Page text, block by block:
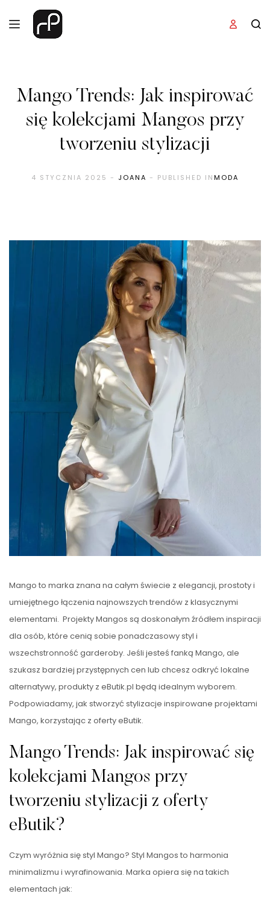
Mango Trends: Jak inspirować
się kolekcjami Mangos przy
tworzeniu stylizacji
4 STYCZNIA 2025 - JOANA - PUBLISHED INMODA
Mango to marka znana na całym świecie z elegancji, prostoty i
umiejętnego łączenia najnowszych trendów z klasycznymi
elementami. Projekty Mangos są doskonałym źródłem inspiracji
dla osób, które cenią sobie ponadczasowy styl i
wszechstronność garderoby. Jeśli jesteś fanką Mango, ale
szukasz bardziej przystępnych cen lub chcesz odkryć lokalne
alternatywy, produkty z eButik.pl będą idealnym wyborem.
Podpowiadamy, jak stworzyć stylizacje inspirowane projektami
Mango, korzystając z oferty eButik.
Mango Trends: Jak inspirować się
kolekcjami Mangos przy
tworzeniu stylizacji z oferty
eButik?
Czym wyróżnia się styl Mango? Styl Mangos to harmonia
minimalizmu i wyrafinowania. Marka opiera się na takich
elementach jak: